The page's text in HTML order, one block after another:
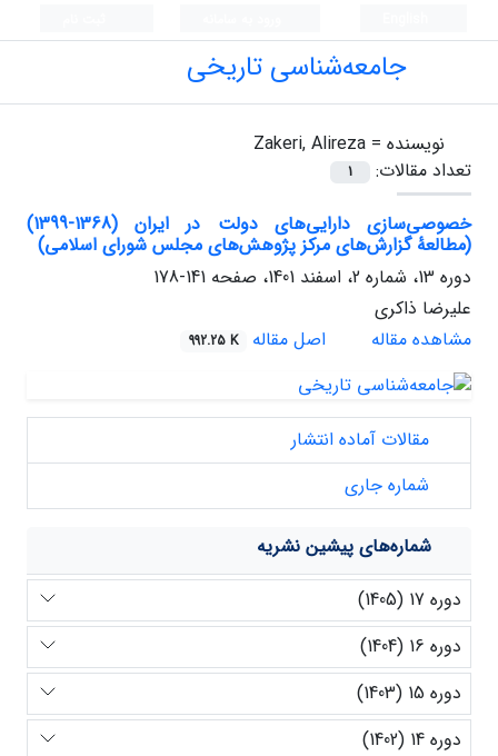
جامعه‌شناسی تاریخی
نویسنده = Zakeri, Alireza
تعداد مقالات:
1
خصوصی‌سازی دارایی‌های دولت در ایران (1368-1399)
(مطالعۀ گزارش‌های مرکز پژوهش‌های مجلس شورای اسلامی)
دوره 13، شماره 2، اسفند 1401، صفحه
141-178
علیرضا ذاکری
مشاهده مقاله
اصل مقاله 992.25 K
مقالات آماده انتشار
شماره جاری
شماره‌های پیشین نشریه
دوره 17 (1405)
دوره 16 (1404)
دوره 15 (1403)
دوره 14 (1402)